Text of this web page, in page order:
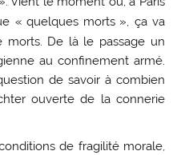
« quelques morts », ça va
De là le passage un
au confinement armé.
de savoir à combien
ouverte de la connerie
de fragilité morale,